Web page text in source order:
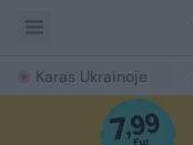
Karas Ukrainoje